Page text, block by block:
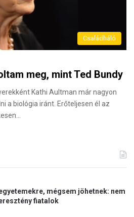
Családháló
meg, mint Ted Bundy
Kathi Aultman már nagyon
a biológia iránt. Erőteljesen él az
mégsem jöhetnek: nem
fiatalok